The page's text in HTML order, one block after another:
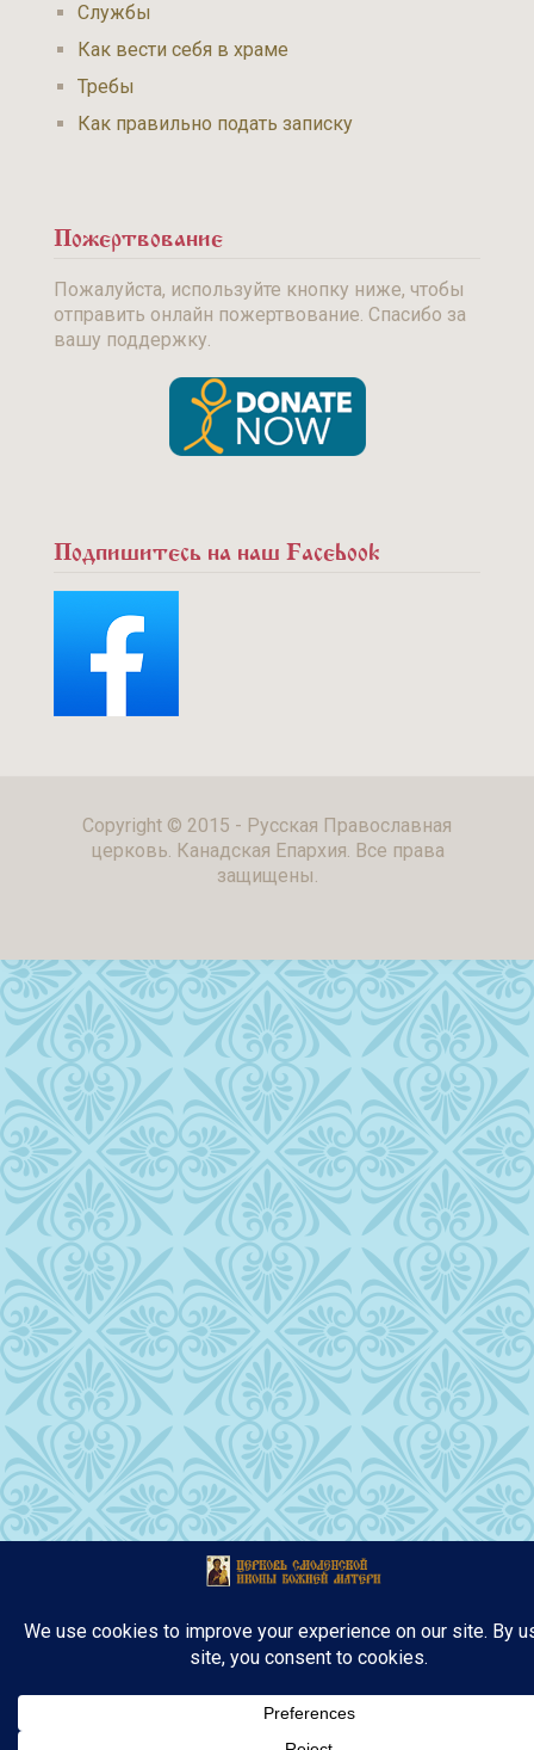
Службы
Как вести себя в храме
Требы
Как правильно подать записку
Пожертвование
Пожалуйста, используйте кнопку ниже, чтобы
отправить онлайн пожертвование. Спасибо за
вашу поддержку.
Подпишитесь на наш Facebook
Copyright © 2015 - Русская Православная
церковь. Канадская Епархия. Все права
защищены.